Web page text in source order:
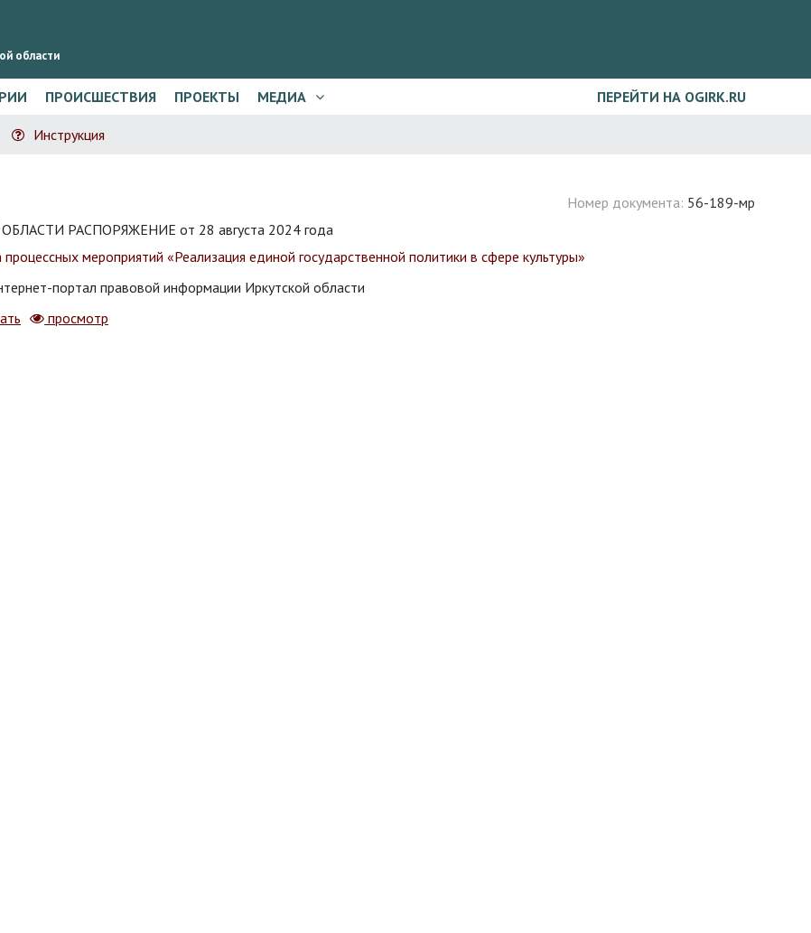
области
ПРОИСШЕСТВИЯ ПРОЕКТЫ МЕДИА ПЕРЕЙТИ НА OGIRK.RU
Инструкция
Номер документа: 56-189-мр
РАСПОРЯЖЕНИЕ от 28 августа 2024 года
мероприятий «Реализация единой государственной политики в сфере культуры»
портал правовой информации Иркутской области
просмотр